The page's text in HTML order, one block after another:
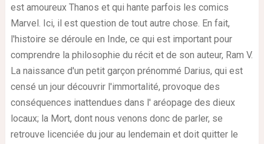
est amoureux Thanos et qui hante parfois les comics
Marvel. Ici, il est question de tout autre chose. En fait,
l'histoire se déroule en Inde, ce qui est important pour
comprendre la philosophie du récit et de son auteur, Ram V.
La naissance d'un petit garçon prénommé Darius, qui est
censé un jour découvrir l'immortalité, provoque des
conséquences inattendues dans l' aréopage des dieux
locaux; la Mort, dont nous venons donc de parler, se
retrouve licenciée du jour au lendemain et doit quitter le